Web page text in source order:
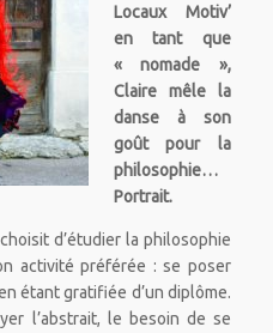
Locaux Motiv’
en tant que
« nomade »,
Claire mêle la
danse à son
goût pour la
philosophie…
Portrait.
d’étudier la philosophie
activité préférée : se poser
étant gratifiée d’un diplôme.
l’abstrait, le besoin de se